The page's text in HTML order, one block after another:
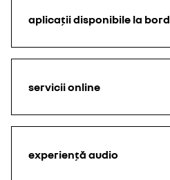
aplicații disponibile la bord
servicii online
experiență audio